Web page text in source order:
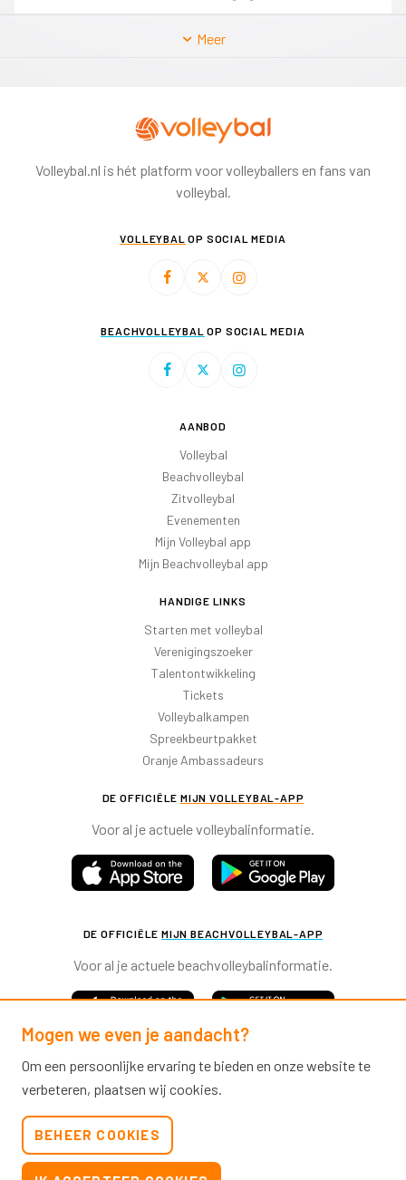
Meer
Volleybal.nl is hét platform voor volleyballers en fans van
volleybal.
VOLLEYBAL OP SOCIAL MEDIA
BEACHVOLLEYBAL OP SOCIAL MEDIA
AANBOD
Volleybal
Beachvolleybal
Zitvolleybal
Evenementen
Mijn Volleybal app
Mijn Beachvolleybal app
HANDIGE LINKS
Starten met volleybal
Verenigingszoeker
Talentontwikkeling
Tickets
Volleybalkampen
Spreekbeurtpakket
Oranje Ambassadeurs
DE OFFICIËLE MIJN VOLLEYBAL-APP
Voor al je actuele volleybalinformatie.
DE OFFICIËLE MIJN BEACHVOLLEYBAL-APP
Voor al je actuele beachvolleybalinformatie.
Mogen we even je aandacht?
Om een persoonlijke ervaring te bieden en onze website te
verbeteren, plaatsen wij cookies.
BEHEER COOKIES